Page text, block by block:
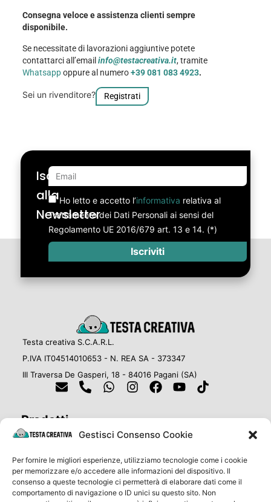
Gestisci Consenso Cookie
Per fornire le migliori esperienze, utilizziamo tecnologie come i cookie
per memorizzare e/o accedere alle informazioni del dispositivo. Il
consenso a queste tecnologie ci permetterà di elaborare dati come il
comportamento di navigazione o ID unici su questo sito. Non
Consegna veloce e assistenza clienti sempre
disponibile.
Se necessitate di lavorazioni aggiuntive potete
contattarci all’emailinfo@testacreativa.it, tramite
Whatsappoppure al numero+39 081 083 4923.
Sei un rivenditore? Registrati
Iscriviti
alla
Newsletter
Ho letto e accetto l’informativa relativa al
Trattamento dei Dati Personali ai sensi del
Regolamento UE 2016/679 art. 13 e 14. (*)
Iscriviti
Testa creativa S.C.A.R.L.
P.IVA IT04514010653 - N. REA SA - 373347
III Traversa De Gasperi, 18 - 84016 Pagani (SA)
Prodotti
Cosa stampiamo oggi?
Eventi e Cerimonie
Link Utili